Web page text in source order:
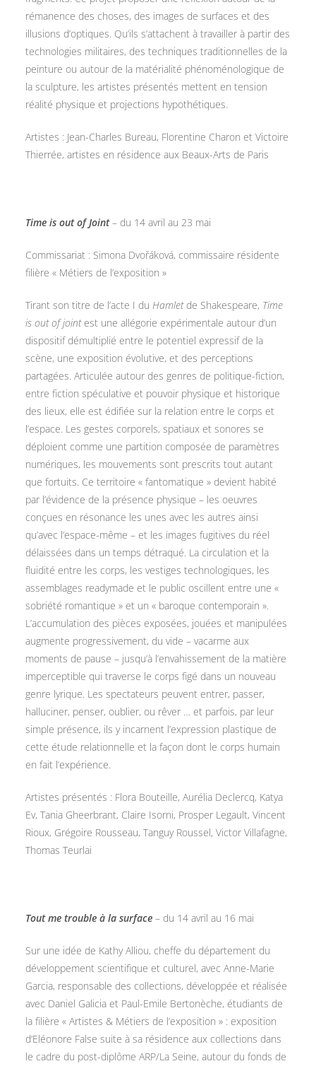
rémanence des choses, des images de surfaces et des
illusions d’optiques. Qu’ils s’attachent à travailler à partir des
technologies militaires, des techniques traditionnelles de la
peinture ou autour de la matérialité phénoménologique de
la sculpture, les artistes présentés mettent en tension
réalité physique et projections hypothétiques.
Artistes : Jean-Charles Bureau, Florentine Charon et Victoire
Thierrée, artistes en résidence aux Beaux-Arts de Paris
Time is out of Joint– du 14 avril au 23 mai
Commissariat : Simona Dvořáková, commissaire résidente
filière « Métiers de l’exposition »
Tirant son titre de l’acte I du Hamlet de Shakespeare, Time
is out of joint est une allégorie expérimentale autour d’un
dispositif démultiplié entre le potentiel expressif de la
scène, une exposition évolutive, et des perceptions
partagées. Articulée autour des genres de politique-fiction,
entre fiction spéculative et pouvoir physique et historique
des lieux, elle est édifiée sur la relation entre le corps et
l’espace. Les gestes corporels, spatiaux et sonores se
déploient comme une partition composée de paramètres
numériques, les mouvements sont prescrits tout autant
que fortuits. Ce territoire « fantomatique » devient habité
par l’évidence de la présence physique – les oeuvres
conçues en résonance les unes avec les autres ainsi
qu’avec l’espace-même – et les images fugitives du réel
délaissées dans un temps détraqué. La circulation et la
fluidité entre les corps, les vestiges technologiques, les
assemblages readymade et le public oscillent entre une «
sobriété romantique » et un « baroque contemporain ».
L’accumulation des pièces exposées, jouées et manipulées
augmente progressivement, du vide – vacarme aux
moments de pause – jusqu’à l’envahissement de la matière
imperceptible qui traverse le corps figé dans un nouveau
genre lyrique. Les spectateurs peuvent entrer, passer,
halluciner, penser, oublier, ou rêver … et parfois, par leur
simple présence, ils y incarnent l’expression plastique de
cette étude relationnelle et la façon dont le corps humain
en fait l’expérience.
Artistes présentés : Flora Bouteille, Aurélia Declercq, Katya
Ev, Tania Gheerbrant, Claire Isorni, Prosper Legault, Vincent
Rioux, Grégoire Rousseau, Tanguy Roussel, Victor Villafagne,
Thomas Teurlai
Tout me trouble à la surface – du 14 avril au 16 mai
Sur une idée de Kathy Alliou, cheffe du département du
développement scientifique et culturel, avec Anne-Marie
Garcia, responsable des collections, développée et réalisée
avec Daniel Galicia et Paul-Emile Bertonèche, étudiants de
la filière « Artistes & Métiers de l’exposition » : exposition
d’Eléonore False suite à sa résidence aux collections dans
le cadre du post-diplôme ARP/La Seine, autour du fonds de